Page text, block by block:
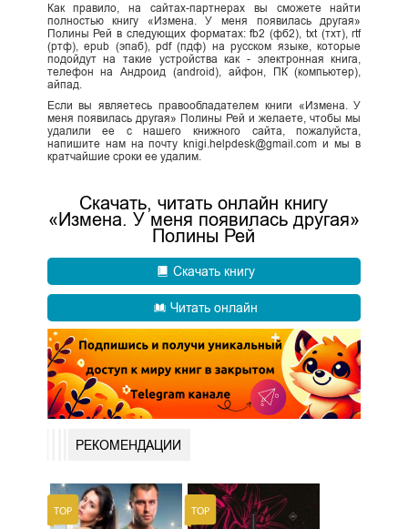
Как правило, на сайтах-партнерах вы сможете найти
полностью книгу «Измена. У меня появилась другая»
Полины Рей в следующих форматах: fb2 (фб2), txt (тхт), rtf
(ртф), epub (эпаб), pdf (пдф) на русском языке, которые
подойдут на такие устройства как - электронная книга,
телефон на Андроид (android), айфон, ПК (компьютер),
айпад.
Если вы являетесь правообладателем книги «Измена. У
меня появилась другая» Полины Рей и желаете, чтобы мы
удалили ее с нашего книжного сайта, пожалуйста,
напишите нам на почту knigi.helpdesk@gmail.com и мы в
кратчайшие сроки ее удалим.
Скачать, читать онлайн книгу
«Измена. У меня появилась другая»
Полины Рей
Скачать книгу
Читать онлайн
РЕКОМЕНДАЦИИ